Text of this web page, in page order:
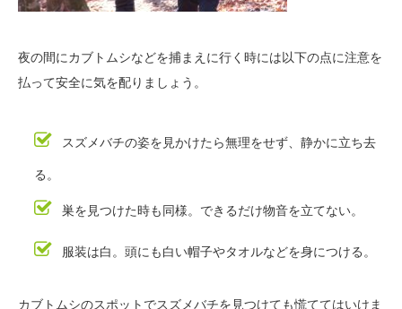
夜の間にカブトムシなどを捕まえに行く時には以下の点に注意を
払って安全に気を配りましょう。
スズメバチの姿を見かけたら無理をせず、静かに立ち去
る。
巣を見つけた時も同様。できるだけ物音を立てない。
服装は白。頭にも白い帽子やタオルなどを身につける。
カブトムシのスポットでスズメバチを見つけても慌ててはいけま